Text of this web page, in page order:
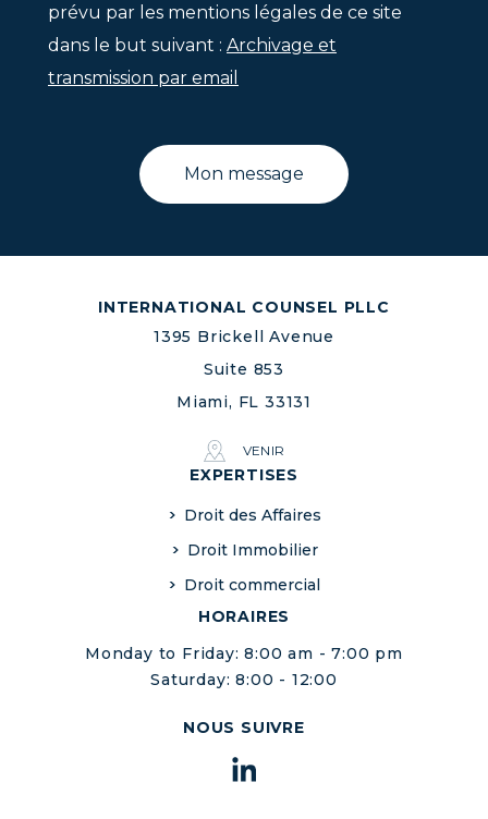
prévu par les mentions légales de ce site
dans le but suivant : Archivage et
transmission par email
INTERNATIONAL COUNSEL PLLC
1395 Brickell Avenue
Suite 853
Miami, FL 33131
VENIR
EXPERTISES
Droit des Affaires
Droit Immobilier
Droit commercial
HORAIRES
Monday to Friday: 8:00 am - 7:00 pm
Saturday: 8:00 - 12:00
NOUS SUIVRE